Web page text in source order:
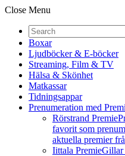
Close Menu
Boxar
Ljudböcker & E-böcker
Streaming, Film & TV
Hälsa & Skönhet
Matkassar
Tidningsappar
Prenumeration med
Rörstrand Premie
favorit som
aktuella premier
Iittala PremieGillar